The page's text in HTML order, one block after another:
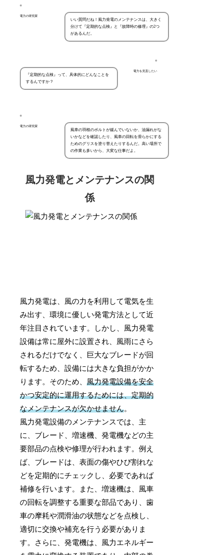
電力の研究家
いい質問だね！風力発電のメンテナンスは、大きく
分けて『定期的な点検』と『故障時の修理』の2つ
があるんだ。
電力を見直したい
『定期的な点検』って、具体的にどんなことを
するんですか？
電力の研究家
風車の羽根のボルトが緩んでいないか、油漏れがな
いかなどを確認したり、風車の回転を滑らかにする
ためのグリスを塗り替えたりするんだ。高い場所で
の作業も多いから、大変な仕事だよ。
風力発電とメンテナンスの関
係
風力発電は、風の力を利用して電気を生
み出す、環境に優しい発電方法として近
年注目されています。しかし、風力発電
設備は常に屋外に設置され、風雨にさら
されるだけでなく、巨大なブレードが回
転するため、設備には大きな負担がかか
ります。そのため、風力発電設備を安全
かつ安定的に運用するためには、定期的
なメンテナンスが欠かせません。
風力発電設備のメンテナンスでは、主
に、ブレード、増速機、発電機などの主
要部品の点検や修理が行われます。例え
ば、ブレードは、表面の傷やひび割れな
どを定期的にチェックし、必要であれば
補修を行います。また、増速機は、風車
の回転を調整する重要な部品であり、歯
車の摩耗や潤滑油の状態などを点検し、
適切に交換や補充を行う必要がありま
す。さらに、発電機は、風力エネルギー